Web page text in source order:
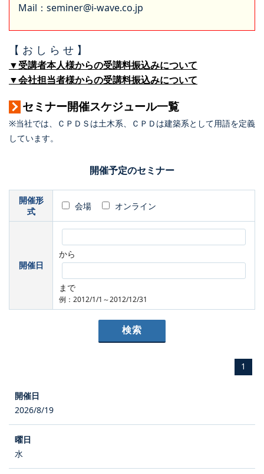
Mail：seminer@i-wave.co.jp
【 お し ら せ 】
▼受講者本人様からの受講料振込みについて
▼会社担当者様からの受講料振込みについて
セミナー開催スケジュール一覧
※当社では、ＣＰＤＳは土木系、ＣＰＤは建築系として用語を定義
しています。
開催予定のセミナー
開催形
式
会場 オンライン
開催日
から
まで
例：2012/1/1～2012/12/31
1
2026/8/19
水